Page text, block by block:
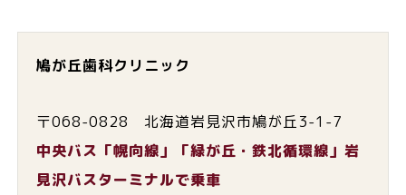
鳩が丘歯科クリニック
〒068-0828 北海道岩見沢市鳩が丘3-1-7
中央バス「幌向線」「緑が丘・鉄北循環線」岩
見沢バスターミナルで乗車